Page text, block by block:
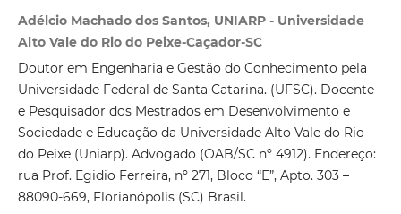
Adélcio Machado dos Santos, UNIARP - Universidade
Alto Vale do Rio do Peixe-Caçador-SC
Doutor em Engenharia e Gestão do Conhecimento pela
Universidade Federal de Santa Catarina. (UFSC). Docente
e Pesquisador dos Mestrados em Desenvolvimento e
Sociedade e Educação da Universidade Alto Vale do Rio
do Peixe (Uniarp). Advogado (OAB/SC nº 4912). Endereço:
rua Prof. Egidio Ferreira, nº 271, Bloco “E”, Apto. 303 –
88090-669, Florianópolis (SC) Brasil.